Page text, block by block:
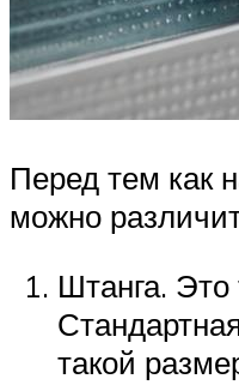
Перед тем как
можно
Штанга.
такой